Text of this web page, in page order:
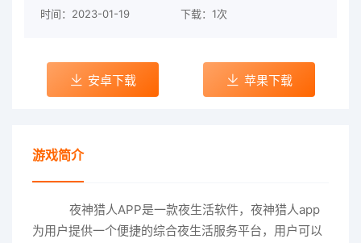
时间：2023-01-19 下载：1次
安卓下载 苹果下载
游戏简介
夜神猎人APP是一款夜生活软件，夜神猎人app
为用户提供一个便捷的综合夜生活服务平台，用户可以